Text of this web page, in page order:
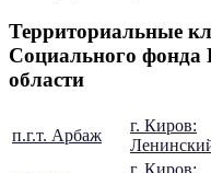
Территориальные
Социального фонда
области
п.г.т. Арбаж
г. Киров: